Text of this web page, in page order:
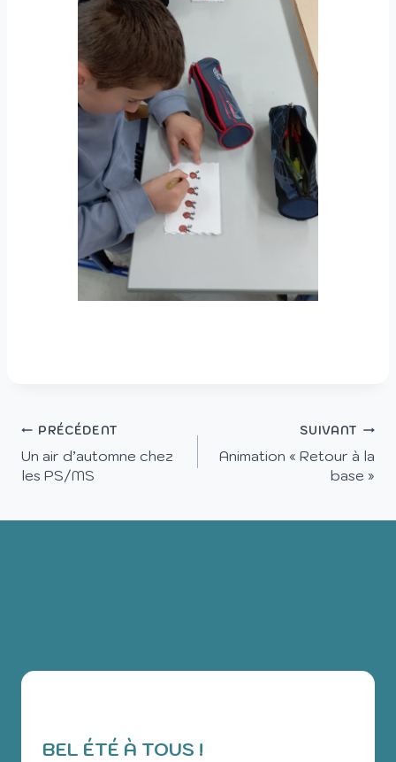
PRÉCÉDENT
Un air d’automne chez
les PS/MS
SUIVANT
Animation « Retour à la
base »
BEL ÉTÉ À TOUS !